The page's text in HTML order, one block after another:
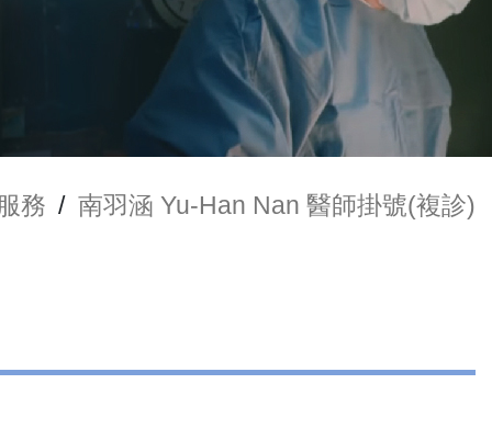
務 / 南羽涵 Yu-Han Nan 醫師掛號(複診)